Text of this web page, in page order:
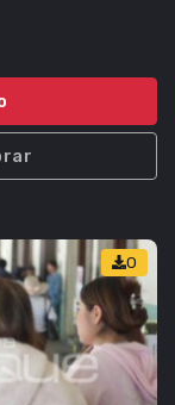
0